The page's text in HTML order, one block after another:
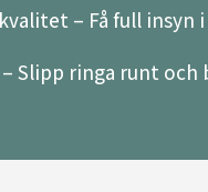
– Få full
– Slipp ringa runt